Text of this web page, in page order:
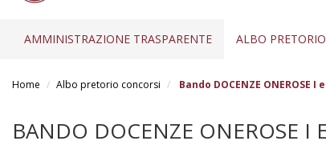
AMMINISTRAZIONE TRASPARENTE ALBO
Home Albo pretorio concorsi Bando DOCENZE ONEROSE
BANDO DOCENZE ONEROSE I